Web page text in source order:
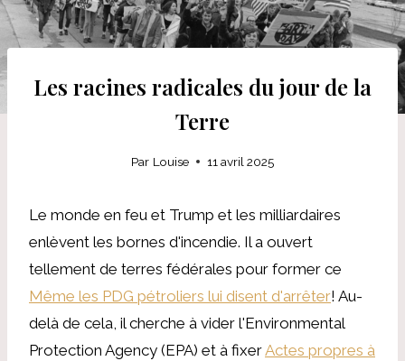
Les racines radicales du jour de la
Terre
Par Louise 11 avril 2025
Le monde en feu et Trump et les milliardaires
enlèvent les bornes d'incendie. Il a ouvert
tellement de terres fédérales pour former ce
Même les PDG pétroliers lui disent d'arrêter! Au-
delà de cela, il cherche à vider l'Environmental
Protection Agency (EPA) et à fixerActes propres à